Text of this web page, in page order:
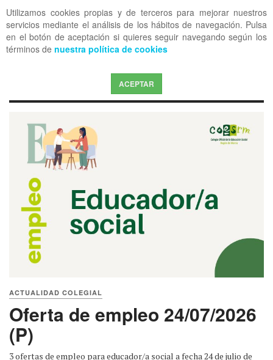
Utilizamos cookies propias y de terceros para mejorar nuestros
servicios mediante el análisis de los hábitos de navegación. Pulsa
en el botón de aceptación si quieres seguir navegando según los
términos de nuestra política de cookies
ACEPTAR
OFF CANVAS
ACTUALIDAD COLEGIAL
Oferta de empleo 24/07/2026
(P)
3 ofertas de empleo para educador/a social a fecha 24 de julio de